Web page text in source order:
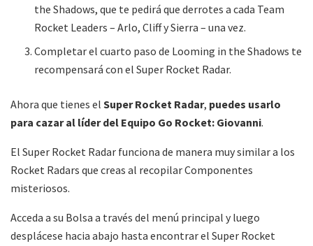
the Shadows, que te pedirá que derrotes a cada Team
Rocket Leaders – Arlo, Cliff y Sierra – una vez.
Completar el cuarto paso de Looming in the Shadows te
recompensará con el Super Rocket Radar.
Ahora que tienes el Super Rocket Radar, puedes usarlo
para cazar al líder del Equipo Go Rocket: Giovanni.
El Super Rocket Radar funciona de manera muy similar a los
Rocket Radars que creas al recopilar Componentes
misteriosos.
Acceda a su Bolsa a través del menú principal y luego
desplácese hacia abajo hasta encontrar el Super Rocket